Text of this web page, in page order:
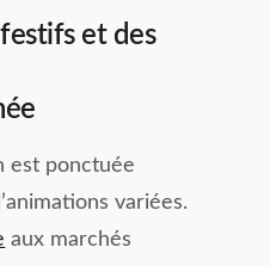
et des
est ponctuée
variées.
aux marchés